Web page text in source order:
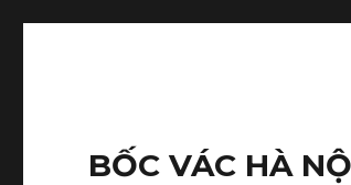
BỐC VÁC HÀ